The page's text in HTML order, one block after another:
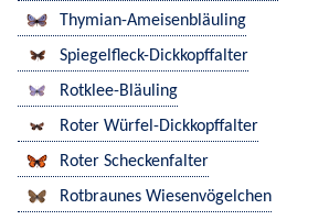
Thymian-Ameisenbläuling
Spiegelfleck-Dickkopffalter
Rotklee-Bläuling
Roter Würfel-Dickkopffalter
Roter Scheckenfalter
Rotbraunes Wiesenvögelchen